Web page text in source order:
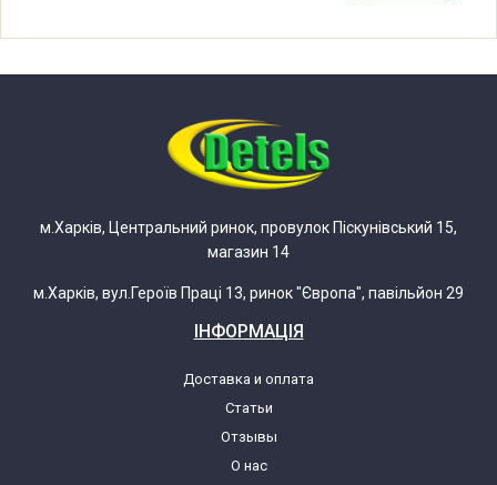
Samsung SC6582
Samsung SC6583
Samsung SC6630
м.Харків, Центральний ринок, провулок Піскунівський 15,
магазин 14
м.Харків, вул.Героїв Праці 13, ринок "Європа", павільйон 29
ІНФОРМАЦІЯ
Доставка и оплата
Статьи
Отзывы
О нас